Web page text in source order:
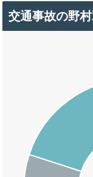
交通事故の野